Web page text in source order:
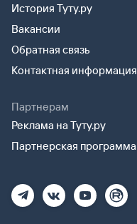
История Туту.ру
Вакансии
Обратная связь
Контактная информация
Партнерам
Реклама на Туту.ру
Партнерская программа